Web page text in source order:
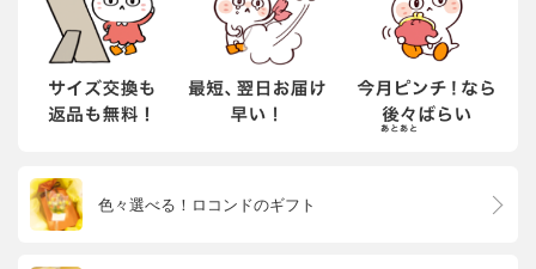
色々選べる！ロコンドのギフト